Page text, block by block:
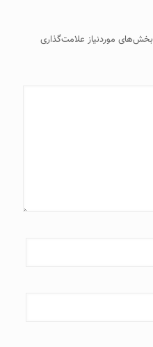
بخش‌های موردنیاز علامت‌گذاری